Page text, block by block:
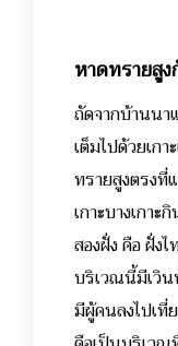
หาดทรายสู
ถัดจากบ้านนา
เต็มไปด้วยเก
ทรายสูงตรงที่
เกาะบางเกา
สองฝั่ง คือ ฝั่ง
บริเวณนี้มีเวิ
มีผู้คนลงไปเที่